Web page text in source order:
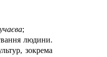
;
людини.
зокрема